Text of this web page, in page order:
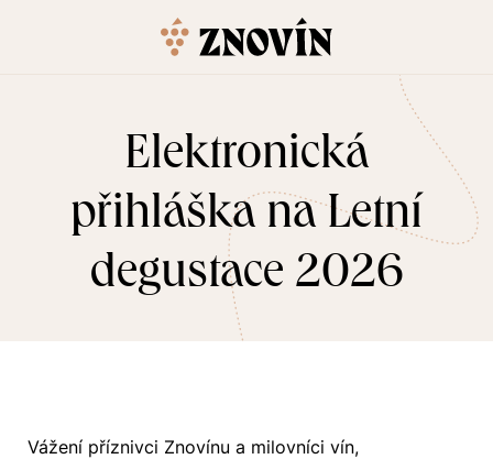
Elektronická
přihláška na Letní
degustace 2026
Vážení příznivci Znovínu a milovníci vín,